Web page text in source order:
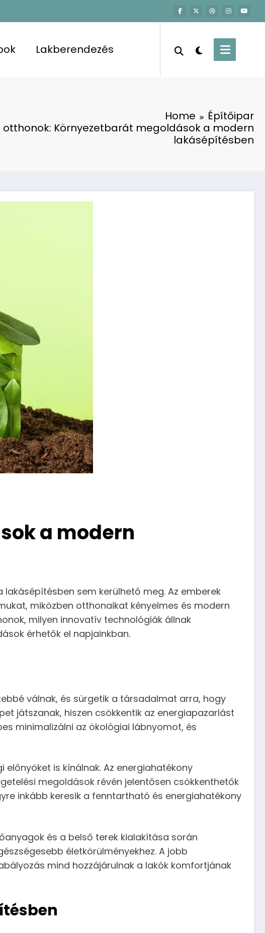
Lakberendezés
Home
Építőipar
otthonok: Környezetbarát megoldások a modern
lakásépítésben
a modern
sem kerülhető meg. Az emberek
miközben otthonaikat kényelmes és modern
milyen innovatív technológiák állnak
érhetők el napjainkban.
válnak, és sürgetik a társadalmat arra, hogy
játszanak, hiszen csökkentik az energiapazarlást
minimalizálni az ökológiai lábnyomot, és
is kínálnak. Az energiahatékony
megoldások révén jelentősen csökkenthetők
inkább keresik a fenntartható és energiahatékony
és a belső terek kialakítása során
életkörülményekhez. A jobb
mind hozzájárulnak a lakók komfortjának